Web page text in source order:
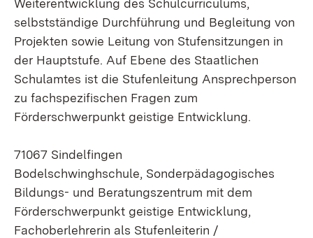
Weiterentwicklung des Schulcurriculums,
selbstständige Durchführung und Begleitung von
Projekten sowie Leitung von Stufensitzungen in
der Hauptstufe. Auf Ebene des Staatlichen
Schulamtes ist die Stufenleitung Ansprechperson
zu fachspezifischen Fragen zum
Förderschwerpunkt geistige Entwicklung.
71067 Sindelfingen
Bodelschwinghschule, Sonderpädagogisches
Bildungs- und Beratungszentrum mit dem
Förderschwerpunkt geistige Entwicklung,
Fachoberlehrerin als Stufenleiterin /